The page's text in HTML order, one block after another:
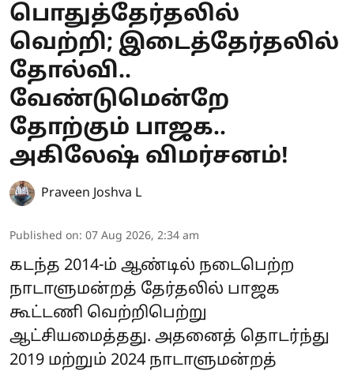
பொதுத்தேர்தலில்
வெற்றி; இடைத்தேர்தலில்
தோல்வி..
வேண்டுமென்றே
தோற்கும் பாஜக..
அகிலேஷ் விமர்சனம்!
Praveen Joshva L
Published on: 07 Aug 2026, 2:34 am
கடந்த 2014-ம் ஆண்டில் நடைபெற்ற
நாடாளுமன்றத் தேர்தலில் பாஜக
கூட்டணி வெற்றிபெற்று
ஆட்சியமைத்தது. அதனைத் தொடர்ந்து
2019 மற்றும் 2024 நாடாளுமன்றத்